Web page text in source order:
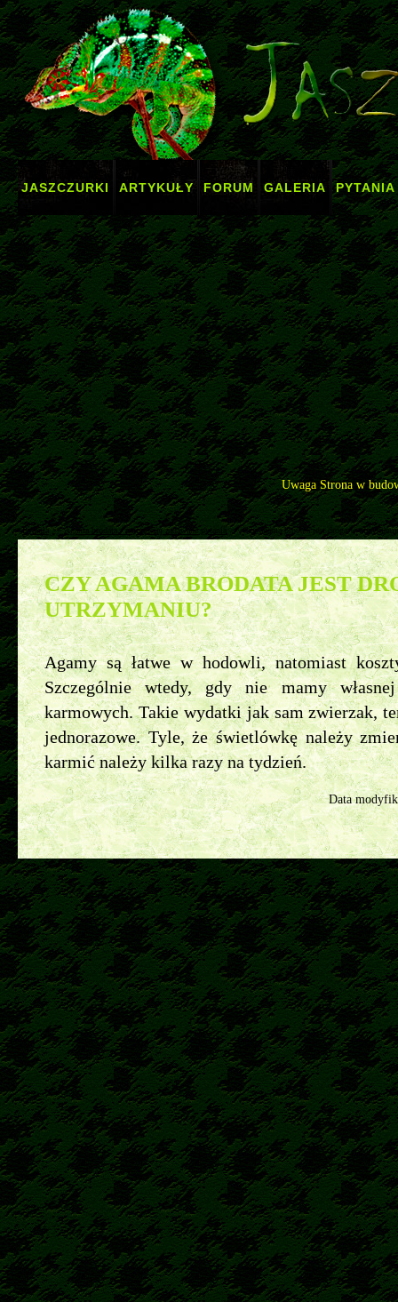
JASZCZURKI ARTYKUŁY FORUM GALERIA PYTANIA
Uwaga Strona w
Pytania>>Agama brodata - najczęściej zadawane pytania >>Czy agama brodata jest droga w
CZY AGAMA BRODATA JEST
UTRZYMANIU?
Agamy są łatwe w hodowli, natomiast
Szczególnie wtedy, gdy nie mamy
karmowych. Takie wydatki jak sam zwierzak,
jednorazowe. Tyle, że świetlówkę należy
karmić należy kilka razy na tydzień.
Data